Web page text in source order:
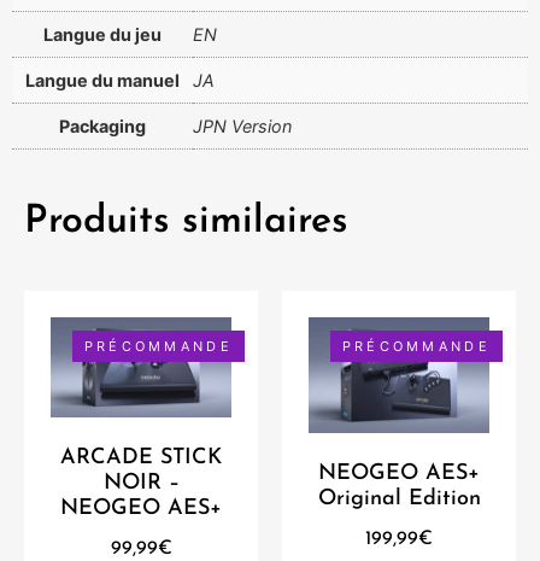
Langue du jeu EN
Langue du manuel JA
Packaging JPN Version
Produits similaires
PRÉCOMMANDE
ARCADE STICK
NOIR –
NEOGEO AES+
99,99€
PRÉCOMMANDE
NEOGEO AES+
Original Edition
199,99€